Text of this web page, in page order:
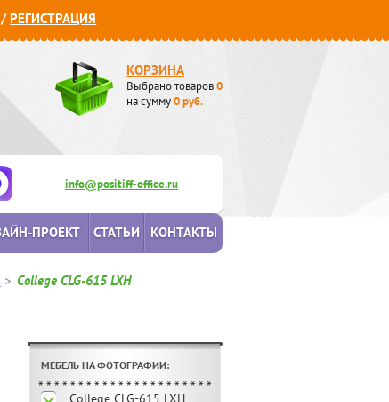
/РЕГИСТРАЦИЯ
КОРЗИНА
Выбрано товаров0
на сумму0руб.
info@positiff-office.ru
ПРОЕКТ СТАТЬИ КОНТАКТЫ
> College CLG-615 LXH
МЕБЕЛЬ НА ФОТОГРАФИИ:
College CLG-615 LXH